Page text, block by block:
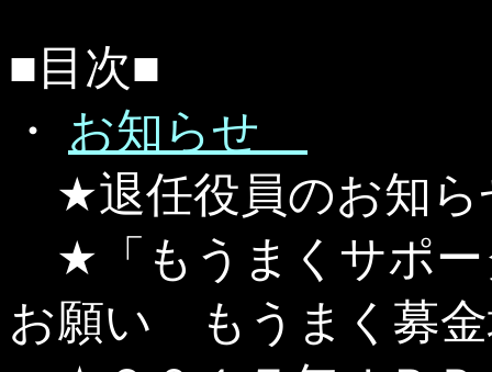
■目次■
・ お知らせ
★退任役員のお知
★「もうまくサポー
お願い もうまく募